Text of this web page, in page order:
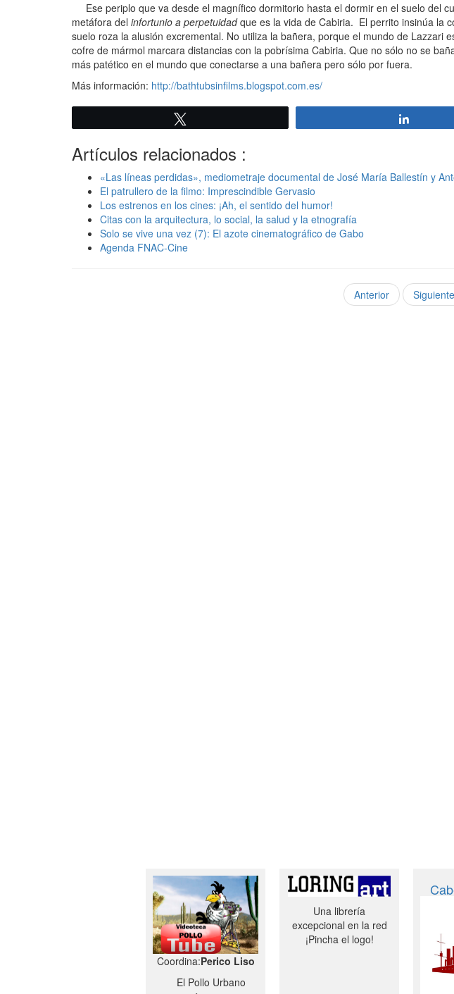
Ese periplo que va desde el magnífico dormitorio hasta el dormir en el suelo del
metáfora del infortunio a perpetuidadque es la vida de Cabiria. El perrito insinúa la
suelo roza la alusión excremental. No utiliza la bañera, porque el mundo de Lazzari
cofre de mármol marcara distancias con la pobrísima Cabiria. Que no sólo no se
más patético en el mundo que conectarse a una bañera pero sólo por fuera.
Más información: http://bathtubsinfilms.blogspot.com.es/
Artículos relacionados :
«Las líneas perdidas», mediometraje documental de José María Ballestín y
El patrullero de la filmo: Imprescindible Gervasio
Los estrenos en los cines: ¡Ah, el sentido del humor!
Citas con la arquitectura, lo social, la salud y la etnografía
Solo se vive una vez (7): El azote cinematográfico de Gabo
Agenda FNAC-Cine
Anterior Siguiente
Coordina:Perico Liso
El Pollo Urbano
Una librería
excepcional en la red
¡Pincha el logo!